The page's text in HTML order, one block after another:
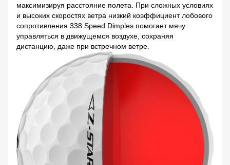
максимизируя расстояние полета. При сложных условиях
и высоких скоростях ветра низкий коэффициент лобового
сопротивления 338 Speed Dimples помогает мячу
управляться в движущемся воздухе, сохраняя
дистанцию, даже при встречном ветре.